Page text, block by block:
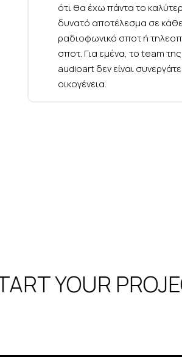
ότι θα έχω πάντα το
δυνατό αποτέλεσμα σε κάθε
ραδιοφωνικό σποτ ή
σποτ. Για εμένα, το team της
audioart δεν είναι
οικογένεια.
YOUR